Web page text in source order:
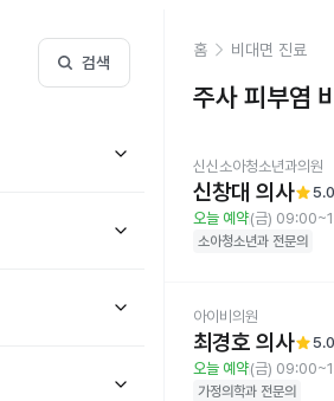
검색
홈 비대면 진료
주사 피부염
신신소아청소년과의원
신창대 의사star5.0
오늘 예약(금)
소아청소년과 전문의
아이비의원
최경호 의사star5.0
오늘 예약(금)
가정의학과 전문의